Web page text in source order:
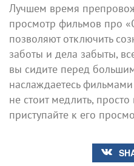
Лучшем время
просмотр фильмов про
позволяют отключить
заботы и дела забыты,
вы сидите перед
наслаждаетесь
не стоит медлить,
приступайте к его